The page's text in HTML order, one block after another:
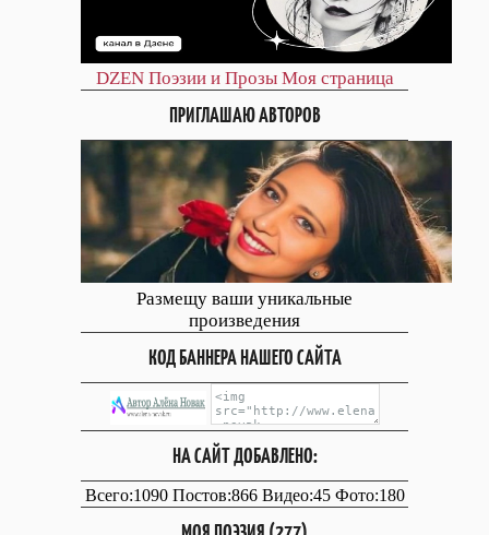
DZEN Поэзии и Прозы Моя страница
ПРИГЛАШАЮ АВТОРОВ
Размещу ваши уникальные
произведения
КОД БАННЕРА НАШЕГО САЙТА
НА САЙТ ДОБАВЛЕНО:
Всего:1090 Постов:866 Видео:45 Фото:180